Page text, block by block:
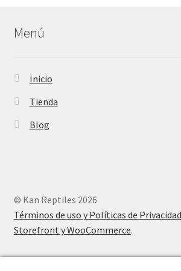
Menú
Inicio
Tienda
Blog
© Kan Reptiles 2026
Términos de uso y Políticas de Privacidad
Storefront y WooCommerce.